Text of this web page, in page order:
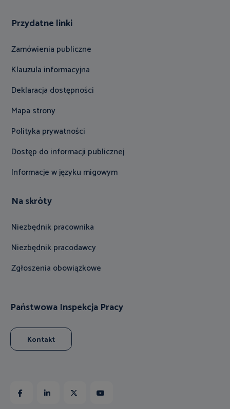
Przydatne linki
Zamówienia publiczne
Klauzula informacyjna
Deklaracja dostępności
Mapa strony
Polityka prywatności
Dostęp do informacji publicznej
Informacje w języku migowym
Na skróty
Niezbędnik pracownika
Niezbędnik pracodawcy
Zgłoszenia obowiązkowe
Państwowa Inspekcja Pracy
Kontakt